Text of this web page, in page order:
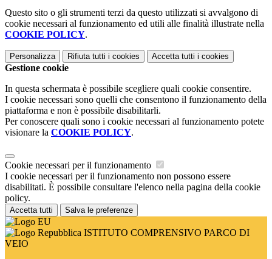
Questo sito o gli strumenti terzi da questo utilizzati si avvalgono di
cookie necessari al funzionamento ed utili alle finalità illustrate nella
COOKIE POLICY.
Personalizza Rifiuta tutti i cookies Accetta tutti i cookies
Gestione cookie
In questa schermata è possibile scegliere quali cookie consentire.
I cookie necessari sono quelli che consentono il funzionamento della
piattaforma e non è possibile disabilitarli.
Per conoscere quali sono i cookie necessari al funzionamento potete
visionare la COOKIE POLICY.
Cookie necessari per il funzionamento
I cookie necessari per il funzionamento non possono essere
disabilitati. È possibile consultare l'elenco nella pagina della cookie
policy.
Accetta tutti Salva le preferenze
ISTITUTO COMPRENSIVO PARCO DI
VEIO